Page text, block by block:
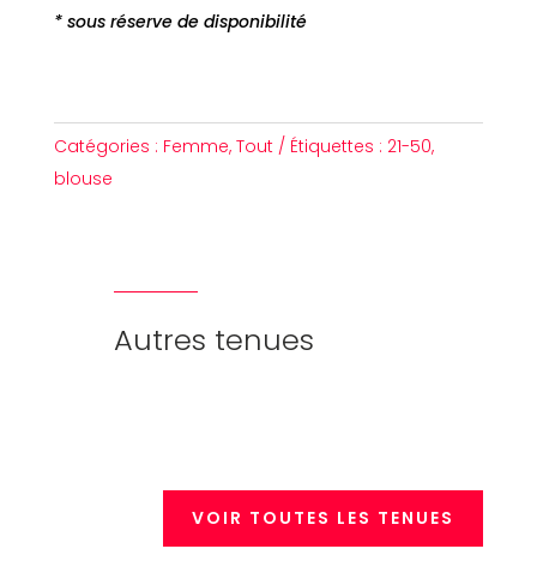
* sous réserve de disponibilité
Catégories : Femme, Tout Étiquettes : 21-50,
blouse
Autres tenues
VOIR TOUTES LES TENUES